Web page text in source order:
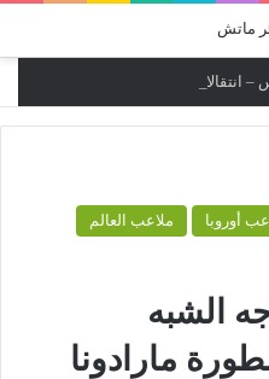
أوروبا ملاعب العالم
الشبه
مارادونا